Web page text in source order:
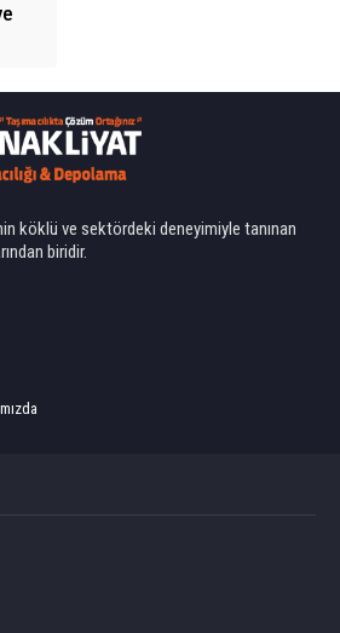
köklü ve sektördeki deneyimiyle tanınan
biridir.